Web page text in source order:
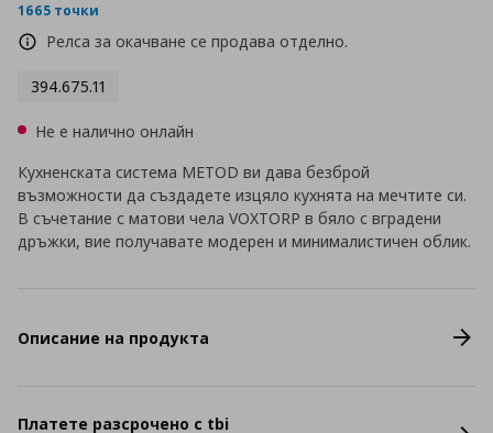
1665 точки
Релса за окачване се продава отделно.
394.675.11
Не е налично онлайн
Кухненската система METOD ви дава безброй
възможности да създадете изцяло кухнята на мечтите си.
В съчетание с матови чела VOXTORP в бяло с вградени
дръжки, вие получавате модерен и минималистичен облик.
Описание на продукта
Платете разсрочено с tbi